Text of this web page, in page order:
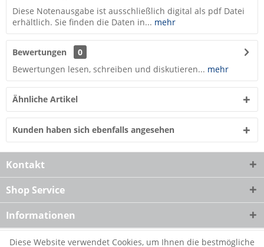
Diese Notenausgabe ist ausschließlich digital als pdf Datei
erhältlich. Sie finden die Daten in... mehr
Bewertungen
0
Bewertungen lesen, schreiben und diskutieren... mehr
Ähnliche Artikel
Kunden haben sich ebenfalls angesehen
Kontakt
Shop Service
Informationen
Diese Website verwendet Cookies, um Ihnen die bestmögliche